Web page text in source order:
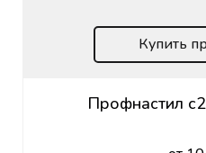
Купить
Профнастил